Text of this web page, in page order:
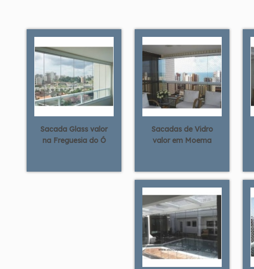
Sacada Glass valor
na Freguesia do Ó
Sacadas de Vidro
valor em Moema